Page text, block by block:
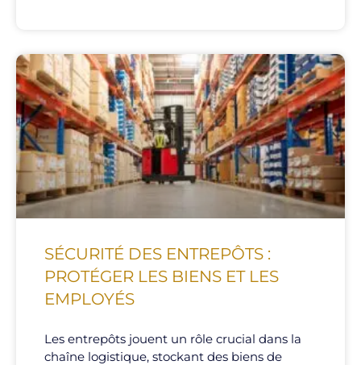
SÉCURITÉ DES ENTREPÔTS :
PROTÉGER LES BIENS ET LES
EMPLOYÉS
Les entrepôts jouent un rôle crucial dans la
chaîne logistique, stockant des biens de